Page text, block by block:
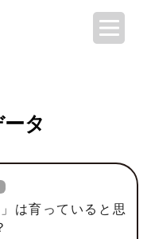
タ
は育っていると思